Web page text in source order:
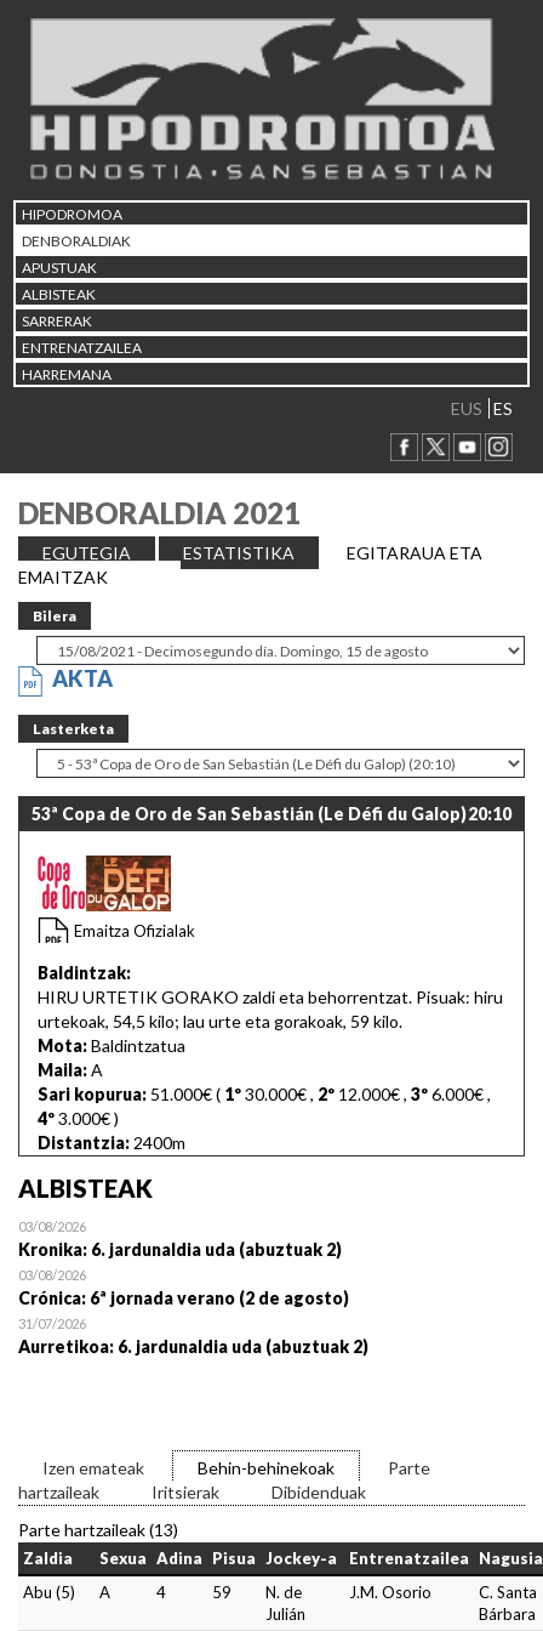
HIPODROMOA
DENBORALDIAK
APUSTUAK
ALBISTEAK
SARRERAK
ENTRENATZAILEA
HARREMANA
EUS ES
DENBORALDIA 2021
EGUTEGIA ESTATISTIKA
EGITARAUA ETA
EMAITZAK
Bilera
AKTA
Lasterketa
53ª Copa de Oro de San Sebastián (Le Défi du Galop)20:10
Emaitza Ofizialak
Baldintzak:
HIRU URTETIK GORAKO zaldi eta behorrentzat. Pisuak: hiru
urtekoak, 54,5 kilo; lau urte eta gorakoak, 59 kilo.
Mota:Baldintzatua
Maila:A
Sari kopurua: 51.000€ ( 1º30.000€, 2º 12.000€, 3º6.000€,
4º3.000€)
Distantzia: 2400m
ALBISTEAK
03/08/2026
Kronika: 6. jardunaldia uda (abuztuak 2)
03/08/2026
Crónica: 6ª jornada verano (2 de agosto)
31/07/2026
Aurretikoa: 6. jardunaldia uda (abuztuak 2)
Izen emateak Behin-behinekoak
Parte
hartzaileak
Iritsierak
Dibidenduak
Parte hartzaileak (13)
Zaldia Sexua Adina Pisua Jockey-a Entrenatzailea
Nagusia
Abu (5)
A 4 59
N. de
Julián
J.M. Osorio
C. Santa
Bárbara